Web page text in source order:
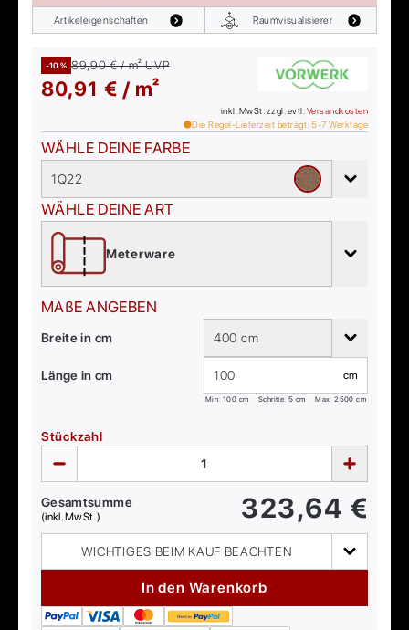
Artikeleigenschaften Raumvisualisierer
-10 % 89,90 € / m²UVP
80,91 € / m²
inkl. MwSt. zzgl. evtl. Versandkosten
Die Regel-Lieferzeit beträgt: 5-7 Werktage
WÄHLE DEINE FARBE
1Q22
WÄHLE DEINE ART
Meterware
MAßE ANGEBEN
Breite in cm 400 cm
Länge in cm cm
Min: 100 cm Schritte: 5 cm Max:2500 cm
Stückzahl
Gesamtsumme
(inkl. MwSt.) 323,64 €
WICHTIGES BEIM KAUF BEACHTEN
In den Warenkorb